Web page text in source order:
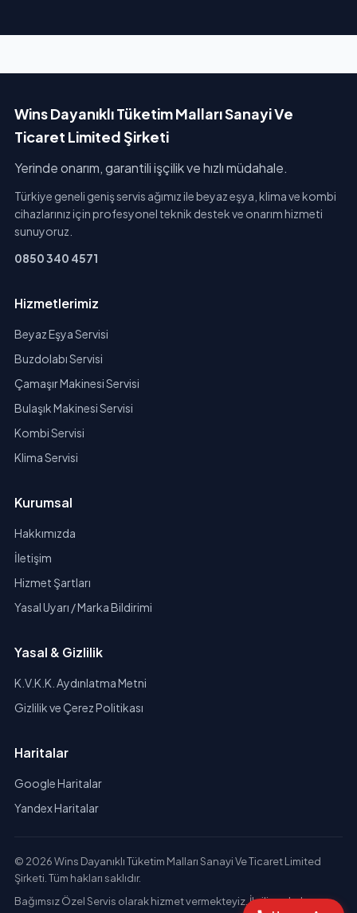
Wins Dayanıklı Tüketim Malları Sanayi Ve
Ticaret Limited Şirketi
Yerinde onarım, garantili işçilik ve hızlı müdahale.
Türkiye geneli geniş servis ağımız ile beyaz eşya, klima ve kombi
cihazlarınız için profesyonel teknik destek ve onarım hizmeti
sunuyoruz.
0850 340 4571
Hizmetlerimiz
Beyaz Eşya Servisi
Buzdolabı Servisi
Çamaşır Makinesi Servisi
Bulaşık Makinesi Servisi
Kombi Servisi
Klima Servisi
Kurumsal
Hakkımızda
İletişim
Hizmet Şartları
Yasal Uyarı / Marka Bildirimi
Yasal & Gizlilik
K.V.K.K. Aydınlatma Metni
Gizlilik ve Çerez Politikası
Haritalar
Google Haritalar
Yandex Haritalar
© 2026 Wins Dayanıklı Tüketim Malları Sanayi Ve Ticaret Limited
Şirketi. Tüm hakları saklıdır.
Bağımsız Özel Servis olarak hizmet vermekteyiz. İlgili markaların